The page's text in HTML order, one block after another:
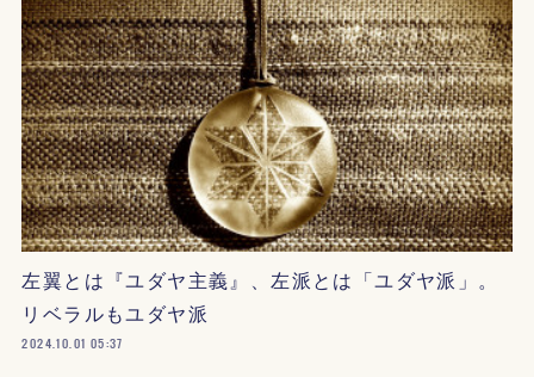
左翼とは『ユダヤ主義』、左派とは「ユダヤ派」。
リベラルもユダヤ派
2024.10.01 05:37